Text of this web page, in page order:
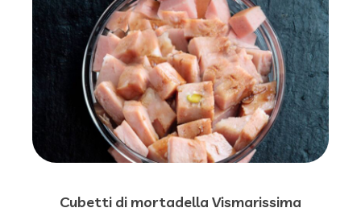
Cubetti di mortadella Vismarissima